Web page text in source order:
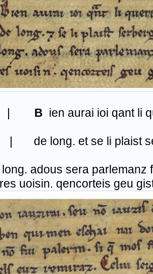
B ien aurai ioi qant li
long. et se li plaist
adous sera parlemanz
uoisin. qencorteis geu